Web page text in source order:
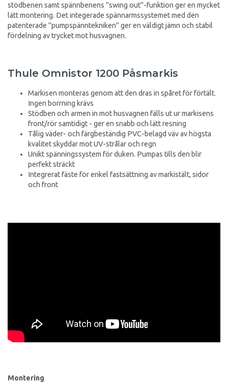
stödbenen samt spännbenens "swing out"-funktion ger en mycket
lätt montering. Det integerade spännarmssystemet med den
patenterade "pumpspänntekniken" ger en väldigt jämn och stabil
fördelning av trycket mot husvagnen.
Thule Omnistor 1200 Påsmarkis
Markisen monteras genom att den dras in spåret för förtält.
Ingen borrning krävs
Stödben och armen in mot husvagnen fälls ut ur markisens
front/rör samtidigt - ger en snabb och lätt resning
Tålig väder- och färgbeständig PVC-belagd väv av högsta
kvalitet skyddar mot UV-strålar och regn
Unikt spänningssystem för duken. Pumpas tills den blir
perfekt sträckt
Integrerat fäste för enkel fastsättning av markistält, sidor
och front
Montering